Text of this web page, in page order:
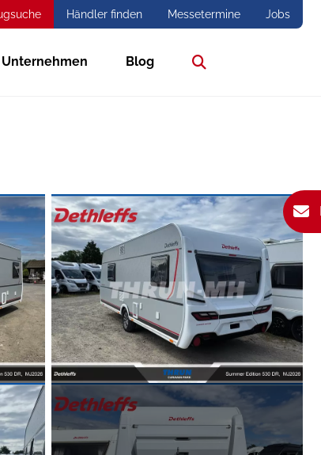
Händler finden Messetermine Jobs
Unternehmen Blog